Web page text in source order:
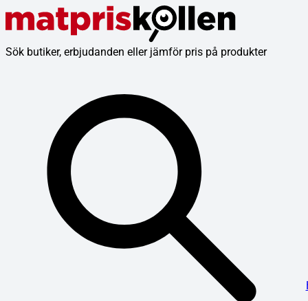
Sök butiker, erbjudanden eller jämför pris på produkter